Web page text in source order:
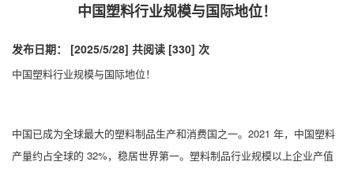
中国塑料行业规模与国际地位！
发布日期： [2025/5/28] 共阅读 [330] 次
中国塑料行业规模与国际地位！
中国已成为全球最大的塑料制品生产和消费国之一。2021 年，中国塑料
产量约占全球的 32%，稳居世界第一。塑料制品行业规模以上企业产值